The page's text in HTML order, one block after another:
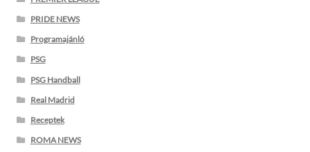
PRIDE NEWS
Programajánló
PSG
PSG Handball
Real Madrid
Receptek
ROMA NEWS